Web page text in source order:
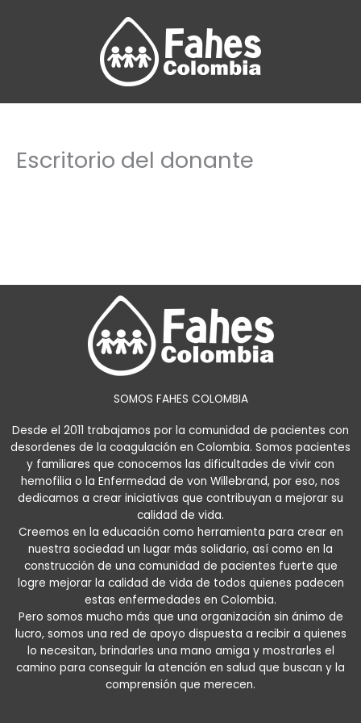
Escritorio del donante
SOMOS FAHES COLOMBIA
Desde el 2011 trabajamos por la comunidad de pacientes con
desordenes de la coagulación en Colombia. Somos pacientes
y familiares que conocemos las dificultades de vivir con
hemofilia o la Enfermedad de von Willebrand, por eso, nos
dedicamos a crear iniciativas que contribuyan a mejorar su
calidad de vida.
Creemos en la educación como herramienta para crear en
nuestra sociedad un lugar más solidario, así como en la
construcción de una comunidad de pacientes fuerte que
logre mejorar la calidad de vida de todos quienes padecen
estas enfermedades en Colombia.
Pero somos mucho más que una organización sin ánimo de
lucro, somos una red de apoyo dispuesta a recibir a quienes
lo necesitan, brindarles una mano amiga y mostrarles el
camino para conseguir la atención en salud que buscan y la
comprensión que merecen.